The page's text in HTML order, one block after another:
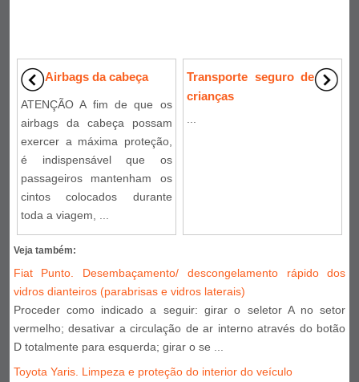
Airbags da cabeça
ATENÇÃO A fim de que os
airbags da cabeça possam
exercer a máxima proteção,
é indispensável que os
passageiros mantenham os
cintos colocados durante
toda a viagem, ...
Transporte seguro de
crianças
Veja também:
Fiat Punto. Desembaçamento/ descongelamento rápido dos
vidros dianteiros (parabrisas e vidros laterais)
Proceder como indicado a seguir: girar o seletor A no setor
vermelho; desativar a circulação de ar interno através do botão
D totalmente para esquerda; girar o se ...
Toyota Yaris. Limpeza e proteção do interior do veículo